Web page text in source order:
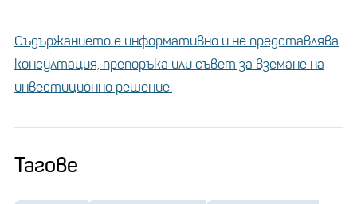
„Има предимства към това, че може да се зададе
Съдържанието е информативно и не представлява
консултация, препоръка или съвет за вземане на
инвестиционно решение.
Тагове